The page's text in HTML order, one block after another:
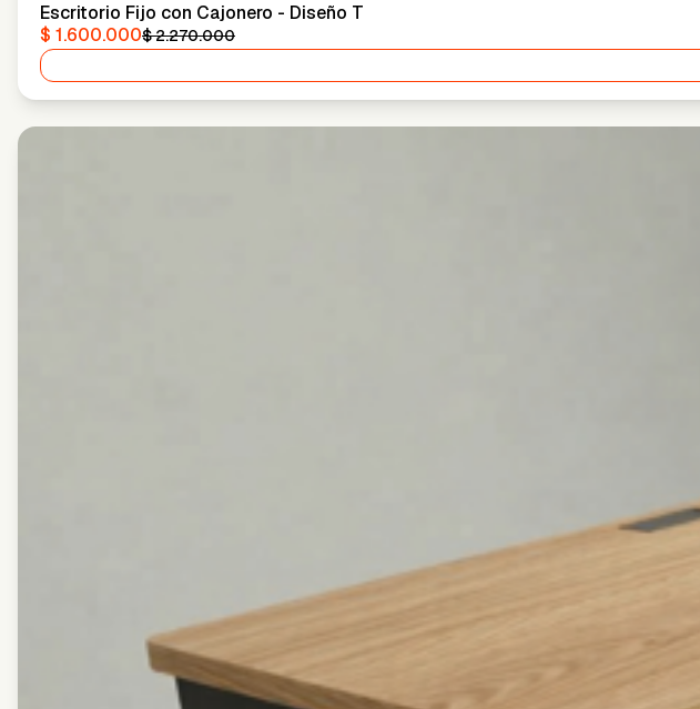
Escritorio Fijo con Cajonero - Diseño T
$ 1.600.000$ 2.270.000